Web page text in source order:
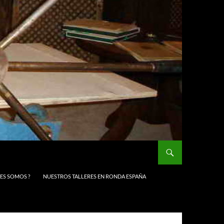
SOMOS ? NUESTROS TALLERES EN RONDA ESPAÑA